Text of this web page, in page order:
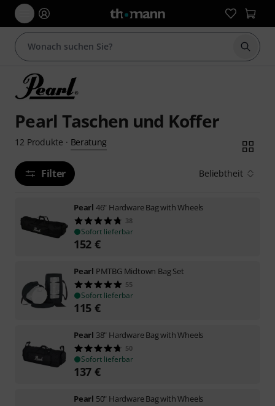
Suche
Pearl Taschen und Koffer
12 Produkte · Beratung
Filter Beliebtheit
Pearl 46" Hardware Bag with Wheels
38
Sofort lieferbar
152 €
Pearl PMTBG Midtown Bag Set
55
Sofort lieferbar
115 €
Pearl 38" Hardware Bag with Wheels
50
Sofort lieferbar
137 €
Pearl 50" Hardware Bag with Wheels